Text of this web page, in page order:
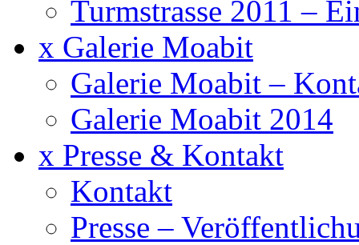
Turmstrasse 2011 –
x Galerie Moabit
Galerie Moabit –
Galerie Moabit 2014
x Presse & Kontakt
Kontakt
Presse –